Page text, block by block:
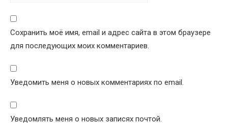
Сохранить моё имя, email и адрес сайта в этом браузере
для последующих моих комментариев.
Уведомить меня о новых комментариях по email.
Уведомлять меня о новых записях почтой.